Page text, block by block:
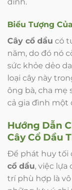
Biểu Tượng
Cây cổ dầu có
năm, do đó nó
sức khỏe dẻo
loại cây này
ông bà, cha mẹ
cả gia đình một
Hướng Dẫn
Cây Cổ Dầu
Để phát huy tối
cổ dầu, việc lựa
trí phù hợp là